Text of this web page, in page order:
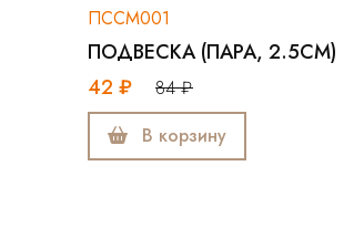
ПССМ001
ПОДВЕСКА (ПАРА, 2.5СМ)
42 ₽
84 ₽
В корзину